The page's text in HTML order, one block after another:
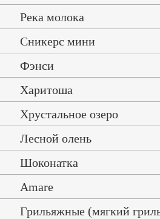
Река молока
Сникерс мини
Фэнси
Харитоша
Хрустальное озеро
Лесной олень
Шоконатка
Amare
Грильяжные (мягкий